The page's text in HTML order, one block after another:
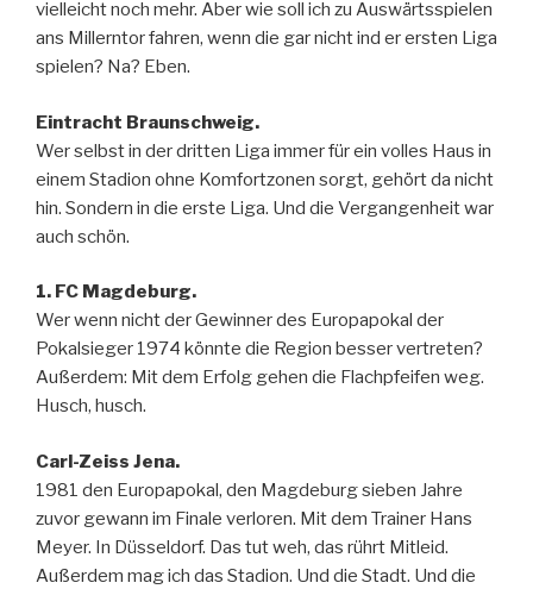
vielleicht noch mehr. Aber wie soll ich zu Auswärtsspielen
ans Millerntor fahren, wenn die gar nicht ind er ersten Liga
spielen? Na? Eben.
Eintracht Braunschweig.
Wer selbst in der dritten Liga immer für ein volles Haus in
einem Stadion ohne Komfortzonen sorgt, gehört da nicht
hin. Sondern in die erste Liga. Und die Vergangenheit war
auch schön.
1. FC Magdeburg.
Wer wenn nicht der Gewinner des Europapokal der
Pokalsieger 1974 könnte die Region besser vertreten?
Außerdem: Mit dem Erfolg gehen die Flachpfeifen weg.
Husch, husch.
Carl-Zeiss Jena.
1981 den Europapokal, den Magdeburg sieben Jahre
zuvor gewann im Finale verloren. Mit dem Trainer Hans
Meyer. In Düsseldorf. Das tut weh, das rührt Mitleid.
Außerdem mag ich das Stadion. Und die Stadt. Und die